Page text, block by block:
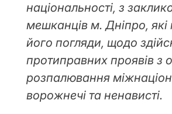
національності, з
мешканців м. Дніпро, які
його погляди, щодо
протиправних проявів з
розпалювання
ворожнечі та ненависті.